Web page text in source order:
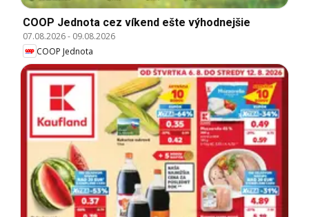
COOP Jednota cez víkend ešte výhodnejšie
07.08.2026- 09.08.2026
COOP Jednota